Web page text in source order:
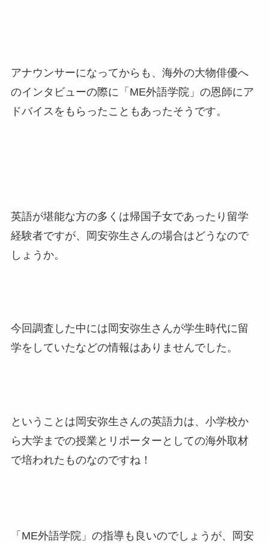
アナウンサーになってからも、海外の大物俳優へ
のインタビューの際に「ME外語学院」の恩師にア
ドバイスをもらったこともあったそうです。
英語が堪能な方の多くは帰国子女であったり留学
経験者ですが、岡安弥生さんの場合はどうなので
しょうか。
今回調査した中には岡安弥生さんが学生時代に留
学をしていたなどの情報はありませんでした。
ということは岡安弥生さんの英語力は、小学校か
ら大学までの授業とリポーターとしての海外取材
で培われたものなのですね！
「ME外語学院」の指導も良いのでしょうが、岡安